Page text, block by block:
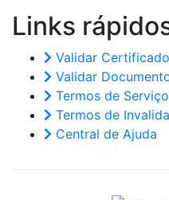
Links
Validar Certificado
Validar
Termos de Serviço
Termos de
Central de Ajuda